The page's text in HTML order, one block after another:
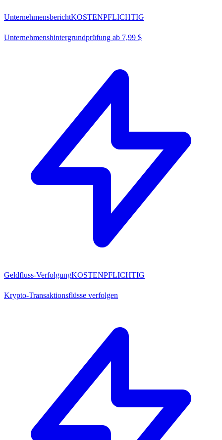
UnternehmensberichtKOSTENPFLICHTIG
Unternehmenshintergrundprüfung ab 7,99 $
Geldfluss-VerfolgungKOSTENPFLICHTIG
Krypto-Transaktionsflüsse verfolgen